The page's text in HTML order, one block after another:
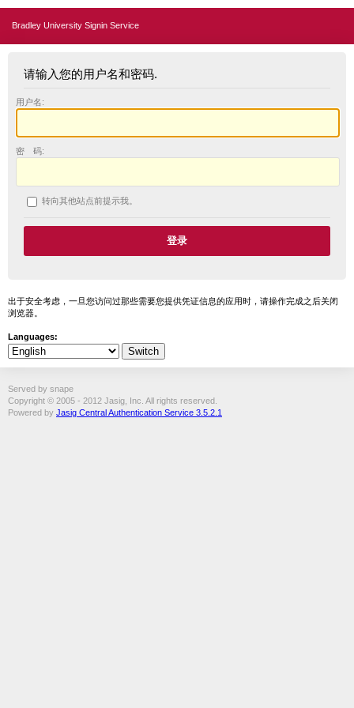
Bradley University Signin Service
请输入您的用户名和密码.
用户名:
密 码:
转向其他站点前提示我。
出于安全考虑，一旦您访问过那些需要您提供凭证信息的应用时，请操作完成之后关闭
浏览器。
Languages:
Served by snape
Copyright © 2005 - 2012 Jasig, Inc. All rights reserved.
Powered by Jasig Central Authentication Service 3.5.2.1